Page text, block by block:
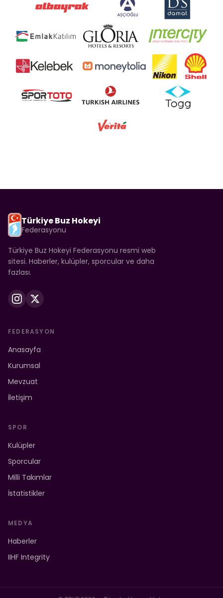
Türkiye Buz Hokeyi
Federasyonu
Türkiye Buz Hokeyi Federasyonu resmi web
sitesi. Haberler, kulüpler, sporcular ve daha
fazlası.
FEDERASYON
Anasayfa
Kurumsal
Mevzuat
İletişim
SPOR
Kulüpler
Sporcular
Milli Takımlar
İstatistikler
MEDYA
Haberler
IIHF Integrity